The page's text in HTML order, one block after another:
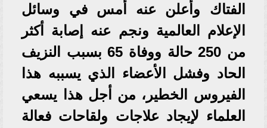
الفتاك وأعلن عنه أمس في وسائل
الإعلام العالمية ونجم عنه إصابة أكثر
من 250 حالة ووفاة 65 بسبب النزيف
الحاد وفشل الأعضاء الذي يسببه هذا
الفيروس الخطير، من أجل هذا يسعي
العلماء لإيجاد علاجات ولقاحات فعالة